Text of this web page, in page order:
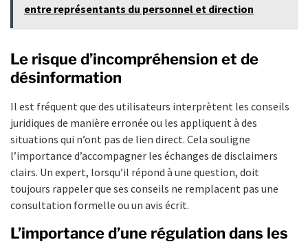
entre représentants du personnel et direction
Le risque d’incompréhension et de
désinformation
Il est fréquent que des utilisateurs interprètent les conseils
juridiques de manière erronée ou les appliquent à des
situations qui n’ont pas de lien direct. Cela souligne
l’importance d’accompagner les échanges de disclaimers
clairs. Un expert, lorsqu’il répond à une question, doit
toujours rappeler que ses conseils ne remplacent pas une
consultation formelle ou un avis écrit.
L’importance d’une régulation dans les